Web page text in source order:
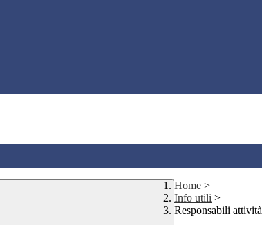
Home >
Info utili >
Responsabili attività